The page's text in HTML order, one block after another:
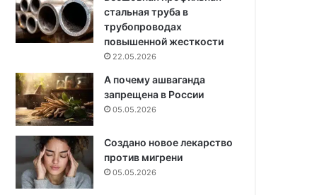
стальная труба в
трубопроводах
повышенной жесткости
22.05.2026
А почему ашваганда
запрещена в России
05.05.2026
Создано новое лекарство
против мигрени
05.05.2026